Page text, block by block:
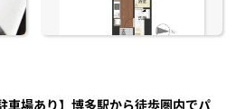
車場あり】博多駅から徒歩圏内でパ